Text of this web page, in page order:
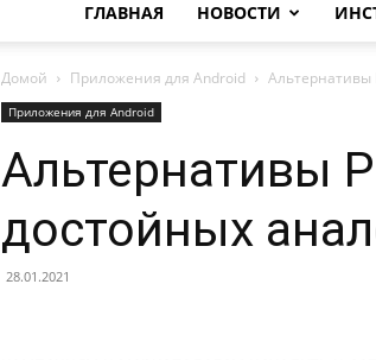
ГЛАВНАЯ НОВОСТИ
Домой Приложения для Android Альтернативы
Приложения для Android
Альтернативы
достойных
28.01.2021